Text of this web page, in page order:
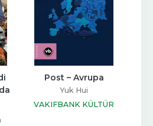
Post – Avrupa
Yuk Hui
VAKIFBANK KÜLTÜR